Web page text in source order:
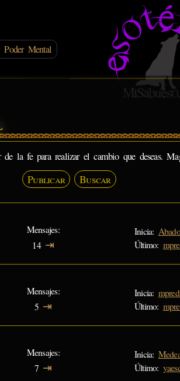
Mental
de la fe para realizar el cambio que deseas.
Publicar Buscar
Mensajes
14 ⇥
Inicia:
Último:
Mensajes
5 ⇥
Inicia:
Último:
Mensajes
7 ⇥
Inicia:
Último: